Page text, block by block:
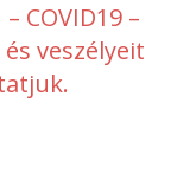
COVID19 –
veszélyeit